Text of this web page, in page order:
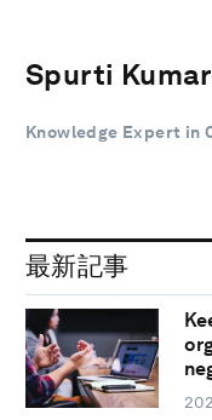
Spurti
Knowledge Expert in
最新記事